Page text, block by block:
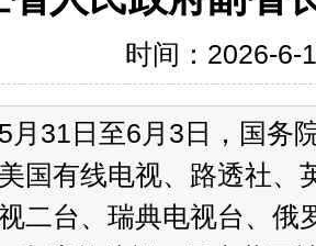
时间：2026-6-
5月31日至6月3日，国务
国有线电视、路透社、
二台、瑞典电视台、俄